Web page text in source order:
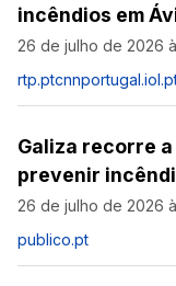
incêndios em
26 de julho de 2026
rtp.pt
Galiza recorre
prevenir
26 de julho de 2026
publico.pt